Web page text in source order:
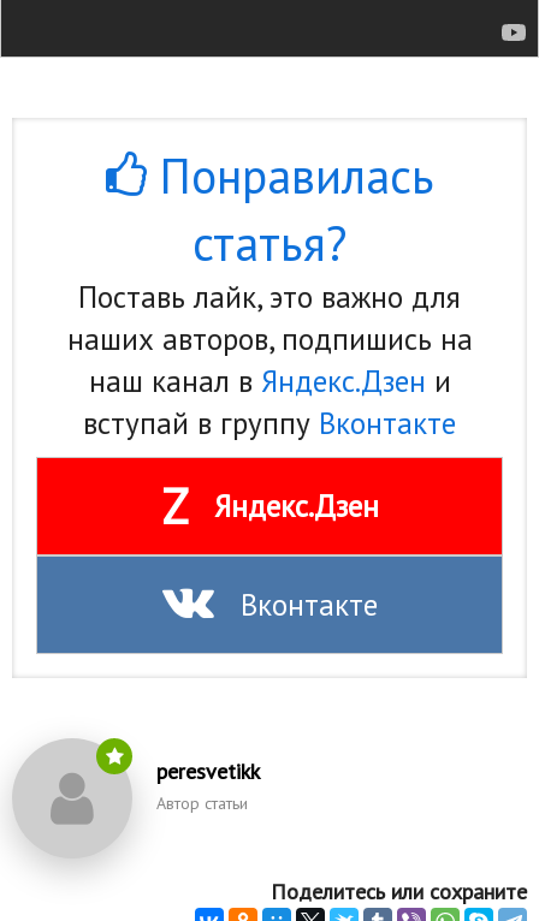
Понравилась
статья?
Поставь лайк, это важно для
наших авторов, подпишись на
наш канал в Яндекс.Дзен и
вступай в группу Вконтакте
Z Яндекс.Дзен
Вконтакте
peresvetikk
Автор статьи
Поделитесь или сохраните